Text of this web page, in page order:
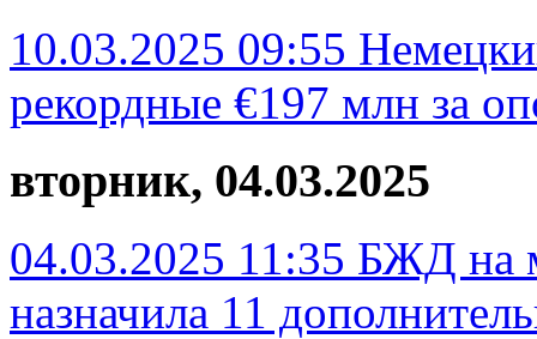
10.03.2025 09:55
рекордные €197 млн за
вторник, 04.03.2025
04.03.2025 11:35 БЖД на
назначила 11